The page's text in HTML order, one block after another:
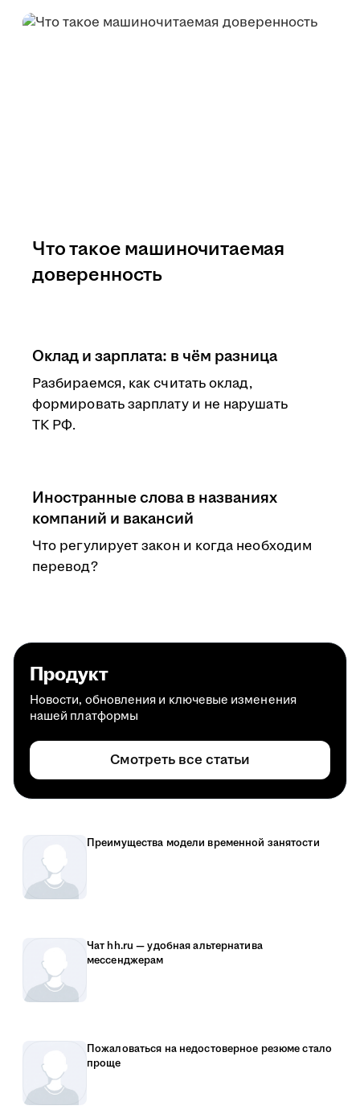
Оклад и зарплата: в чём разница
Разбираемся, как считать оклад,
формировать зарплату и не нарушать
ТК РФ.
Иностранные слова в названиях
компаний и вакансий
Что регулирует закон и когда необходим
перевод?
Что такое машиночитаемая
доверенность
Продукт
Новости, обновления и ключевые изменения
нашей платформы
Смотреть все статьи
Преимущества модели временной занятости
Чат hh.ru — удобная альтернатива
мессенджерам
Пожаловаться на недостоверное резюме стало
проще